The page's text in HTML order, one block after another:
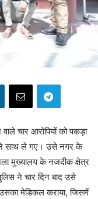
चार आरोपियों को पकड़ा
साथ ले गए। उसे नगर के
मुख्यालय के नजदीक क्षेत्र
ने चार दिन बाद उसे
मेडिकल कराया, जिसमें